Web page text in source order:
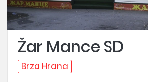
Žar Mance SD
Brza Hrana